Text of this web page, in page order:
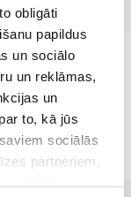
obligāti
papildus
un sociālo
un reklāmas,
un
to, kā jūs
sociālās
partneriem,